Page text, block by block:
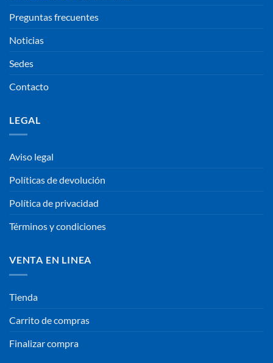
Preguntas frecuentes
Noticias
Sedes
Contacto
LEGAL
Aviso legal
Políticas de devolución
Política de privacidad
Términos y condiciones
VENTA EN LINEA
Tienda
Carrito de compras
Finalizar compra